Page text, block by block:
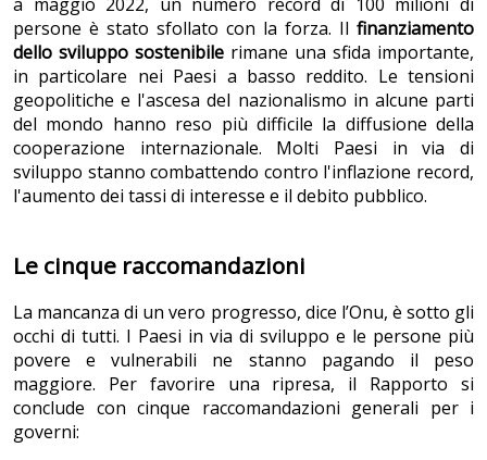
persone è stato sfollato con la forza. Il finanziamento
dello sviluppo sostenibile rimane una sfida importante,
in particolare nei Paesi a basso reddito. Le tensioni
geopolitiche e l'ascesa del nazionalismo in alcune parti
del mondo hanno reso più difficile la diffusione della
cooperazione internazionale. Molti Paesi in via di
sviluppo stanno combattendo contro l'inflazione record,
l'aumento dei tassi di interesse e il debito pubblico.
Le cinque raccomandazioni
La mancanza di un vero progresso, dice l’Onu, è sotto gli
occhi di tutti. I Paesi in via di sviluppo e le persone più
povere e vulnerabili ne stanno pagando il peso
maggiore. Per favorire una ripresa, il Rapporto si
conclude con cinque raccomandazioni generali per i
governi: